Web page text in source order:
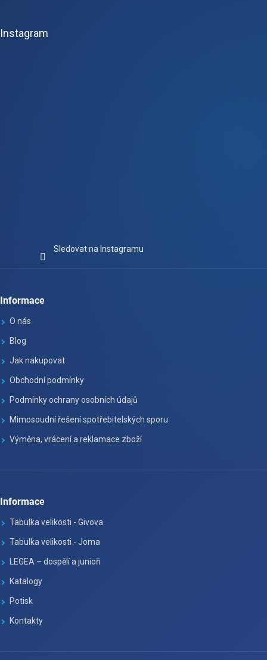
Instagram
Sledovat na Instagramu
Informace
O nás
Blog
Jak nakupovat
Obchodní podmínky
Podmínky ochrany osobních údajů
Mimosoudní řešení spotřebitelských sporu
Výměna, vrácení a reklamace zboží
Informace
Tabulka velikosti - Givova
Tabulka velikosti - Joma
LEGEA – dospělí a junioři
Katalogy
Potisk
Kontakty